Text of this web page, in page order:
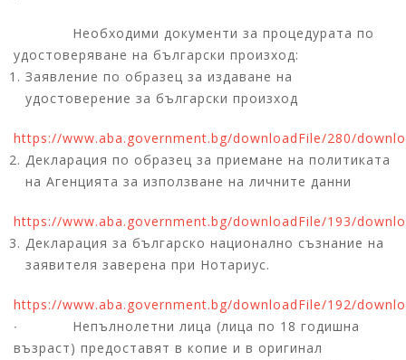
Необходими документи за процедурата по
удостоверяване на български произход:
Заявление по образец за издаване на
удостоверение за български произход
https://www.aba.government.bg/downloadFile/280/
Декларация по образец за приемане на политиката
на Агенцията за използване на личните данни
https://www.aba.government.bg/downloadFile/193/
Декларация за българско национално съзнание на
заявителя заверена при Нотариус.
https://www.aba.government.bg/downloadFile/192/
∙ Непълнолетни лица (лица по 18 годишна
възраст) предоставят в копие и в оригинал